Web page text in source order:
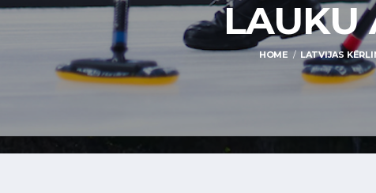
LAUKU
HOME LATVIJAS